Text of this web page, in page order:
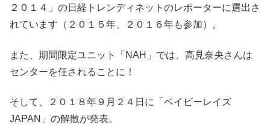
２０１４」の日経トレンディネットのレポーターに選出さ
れています（２０１５年、２０１６年も参加）。
また、期間限定ユニット「NAH」では、高見奈央さんは
センターを任されることに！
そして、２０１８年９月２４日に「ベイビーレイズ
JAPAN」の解散が発表。